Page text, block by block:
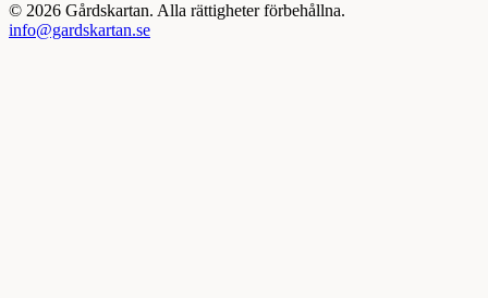
© 2026 Gårdskartan. Alla rättigheter förbehållna.
info@gardskartan.se